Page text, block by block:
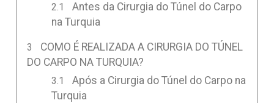
Antes da Cirurgia do Túnel do Carpo
na Turquia
COMO É REALIZADA A CIRURGIA DO TÚNEL
DO CARPO NA TURQUIA?
Após a Cirurgia do Túnel do Carpo na
Turquia